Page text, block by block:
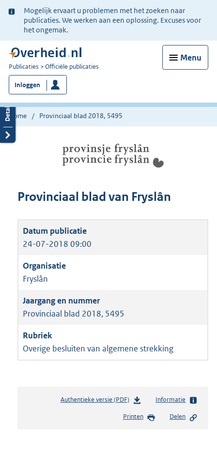
Ter
informatie:
Mogelijk ervaart u problemen met het zoeken naar
publicaties. We werken aan een oplossing. Excuses voor
het ongemak.
Menu
U
bent
nu
hier:
Publicaties Officiële publicaties
Inloggen
Home Provinciaal blad 2018, 5495
Provinciaal blad van Fryslân
24-07-2018 09:00
Fryslân
Provinciaal blad 2018, 5495
Overige besluiten van algemene strekking
Authentieke versie (PDF)b
s
Informatie
Printen Delen